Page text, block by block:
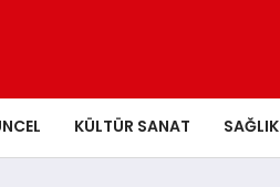
KÜLTÜR SANAT SAĞLIK